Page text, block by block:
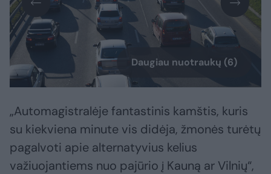
Daugiau nuotraukų (6)
„Automagistralėje fantastinis kamštis, kuris
su kiekviena minute vis didėja, žmonės turėtų
pagalvoti apie alternatyvius kelius
važiuojantiems nuo pajūrio į Kauną ar Vilnių“,